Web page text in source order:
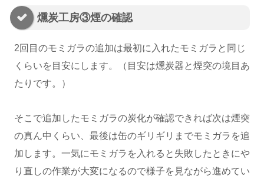
燻炭工房③煙の確認
2回目のモミガラの追加は最初に入れたモミガラと同じ
くらいを目安にします。（目安は燻炭器と煙突の境目あ
たりです。）
そこで追加したモミガラの炭化が確認できれば次は煙突
の真ん中くらい、最後は缶のギリギリまでモミガラを追
加します。一気にモミガラを入れると失敗したときにや
り直しの作業が大変になるので様子を見ながら進めてい